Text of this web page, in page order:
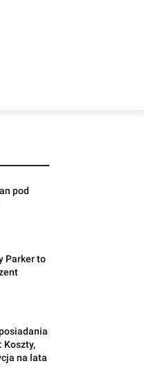
pod
Parker to
Koszty,
na lata